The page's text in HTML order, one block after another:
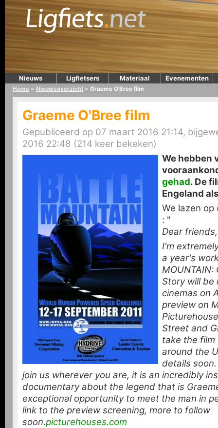
Nieuws Ligfietsers Materiaal Evenementen
Home » Nieuwsoverzicht » Graeme O'Bree film
Graeme O'Bree film
Gepubliceerd op 07 maart 2016 21:14,
2016 22:48 (214 keer bekeken)
We hebben
gehad. De
Engeland
We lazen op
: "
Dear friends,
I'm
a year's
MOUNTAIN:
Story will be
cinemas on
preview on
Street and
take the film
around the
details
join us wherever you are, it is an incredibly
documentary about the legend that is
exceptional opportunity to meet the man in
link to the preview screening, more to follow
soon.picturehouses.com